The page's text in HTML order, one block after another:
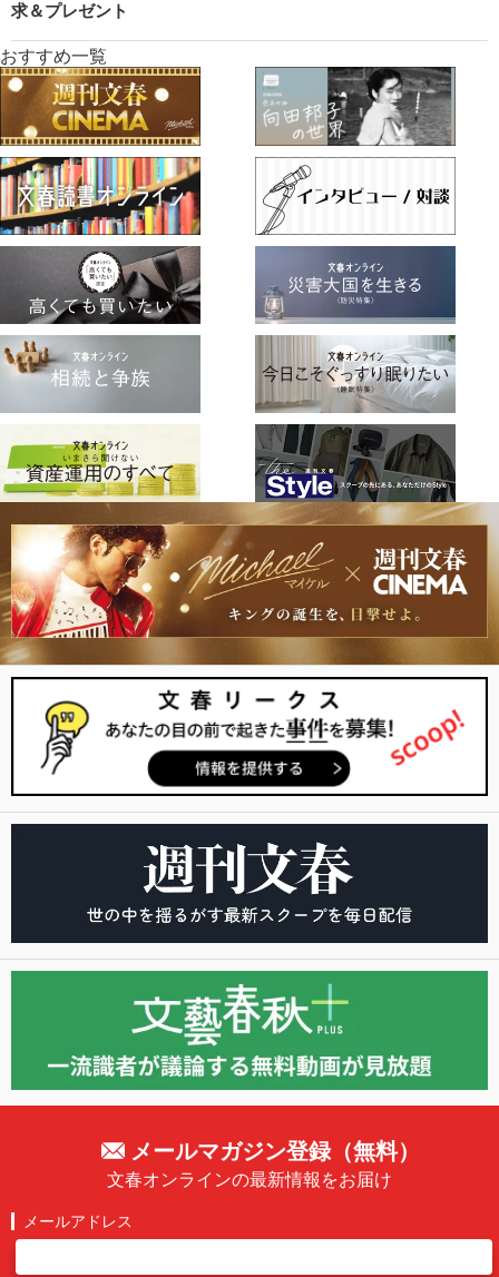
求＆プレゼント
おすすめ一覧
メールマガジン登録（無料）
文春オンラインの最新情報をお届け
メールアドレス